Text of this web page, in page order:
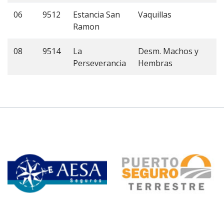
06 9512
Estancia San
Ramon
Vaquillas
08 9514
La
Perseverancia
Desm. Machos y
Hembras